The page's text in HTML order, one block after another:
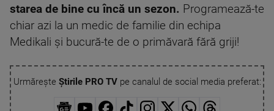
starea de bine cu încă un sezon. Programează-te
chiar azi la un medic de familie din echipa
Medikali și bucură-te de o primăvară fără griji!
Urmărește Știrile PRO TVpe canalul de social media preferat: